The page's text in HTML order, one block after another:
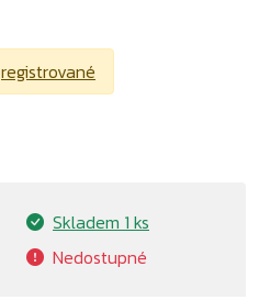
registrované
Skladem 1 ks
Nedostupné